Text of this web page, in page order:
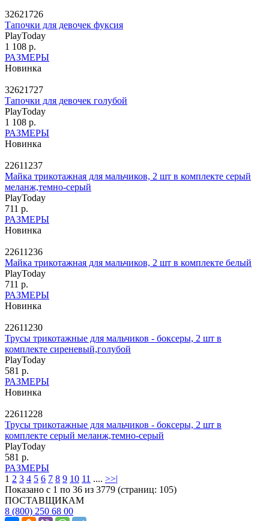
32621726
Тапочки для девочек фуксия
PlayToday
1 108 р.
РАЗМЕРЫ
Новинка
32621727
Тапочки для девочек голубой
PlayToday
1 108 р.
РАЗМЕРЫ
Новинка
22611237
Майка трикотажная для мальчиков, 2 шт в комплекте серый
меланж,темно-серый
PlayToday
711 р.
РАЗМЕРЫ
Новинка
22611236
Майка трикотажная для мальчиков, 2 шт в комплекте белый
PlayToday
711 р.
РАЗМЕРЫ
Новинка
22611230
Трусы трикотажные для мальчиков - боксеры, 2 шт в
комплекте сиреневый,голубой
PlayToday
581 р.
РАЗМЕРЫ
Новинка
22611228
Трусы трикотажные для мальчиков - боксеры, 2 шт в
комплекте серый меланж,темно-серый
PlayToday
581 р.
РАЗМЕРЫ
1 2 3 4 5 6 7 8 9 10 11 .... >>|
Показано с 1 по 36 из 3779 (страниц: 105)
ПОСТАВЩИКАМ
8 (800) 250 68 00